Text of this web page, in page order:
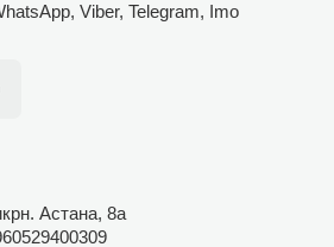
Viber, Telegram, Imo
Астана, 8а